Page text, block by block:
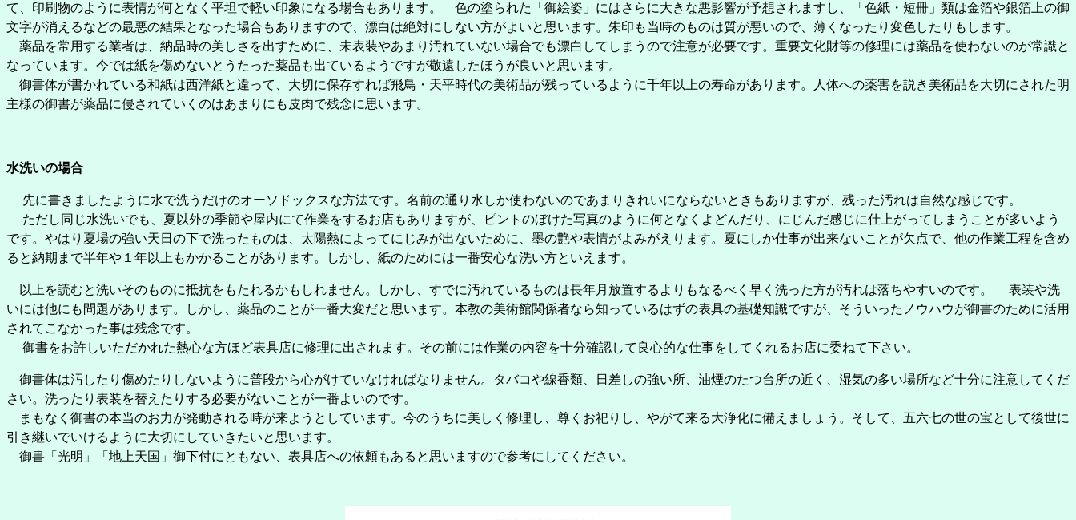
て、印刷物のように表情が何となく平坦で軽い印象になる場合もあります。 色の塗られた「御絵姿」にはさらに大きな悪影響が予想されますし、「色紙・短冊」類は金箔や銀箔上の御
文字が消えるなどの最悪の結果となった場合もありますので、漂白は絶対にしない方がよいと思います。朱印も当時のものは質が悪いので、薄くなったり変色したりもします。
薬品を常用する業者は、納品時の美しさを出すために、未表装やあまり汚れていない場合でも漂白してしまうので注意が必要です。重要文化財等の修理には薬品を使わないのが常識と
なっています。今では紙を傷めないとうたった薬品も出ているようですが敬遠したほうが良いと思います。
御書体が書かれている和紙は西洋紙と違って、大切に保存すれば飛鳥・天平時代の美術品が残っているように千年以上の寿命があります。人体への薬害を説き美術品を大切にされた明
主様の御書が薬品に侵されていくのはあまりにも皮肉で残念に思います。
水洗いの場合
先に書きましたように水で洗うだけのオーソドックスな方法です。名前の通り水しか使わないのであまりきれいにならないときもありますが、残った汚れは自然な感じです。
ただし同じ水洗いでも、夏以外の季節や屋内にて作業をするお店もありますが、ピントのぼけた写真のように何となくよどんだり、にじんだ感じに仕上がってしまうことが多いよう
です。やはり夏場の強い天日の下で洗ったものは、太陽熱によってにじみが出ないために、墨の艶や表情がよみがえります。夏にしか仕事が出来ないことが欠点で、他の作業工程を含め
ると納期まで半年や１年以上もかかることがあります。しかし、紙のためには一番安心な洗い方といえます。
以上を読むと洗いそのものに抵抗をもたれるかもしれません。しかし、すでに汚れているものは長年月放置するよりもなるべく早く洗った方が汚れは落ちやすいのです。 表装や洗
いには他にも問題があります。しかし、薬品のことが一番大変だと思います。本教の美術館関係者なら知っているはずの表具の基礎知識ですが、そういったノウハウが御書のために活用
されてこなかった事は残念です。
御書をお許しいただかれた熱心な方ほど表具店に修理に出されます。その前には作業の内容を十分確認して良心的な仕事をしてくれるお店に委ねて下さい。
御書体は汚したり傷めたりしないように普段から心がけていなければなりません。タバコや線香類、日差しの強い所、油煙のたつ台所の近く、湿気の多い場所など十分に注意してくだ
さい。洗ったり表装を替えたりする必要がないことが一番よいのです。
まもなく御書の本当のお力が発動される時が来ようとしています。今のうちに美しく修理し、尊くお祀りし、やがて来る大浄化に備えましょう。そして、五六七の世の宝として後世に
引き継いでいけるように大切にしていきたいと思います。
御書「光明」「地上天国」御下付にともない、表具店への依頼もあると思いますので参考にしてください。